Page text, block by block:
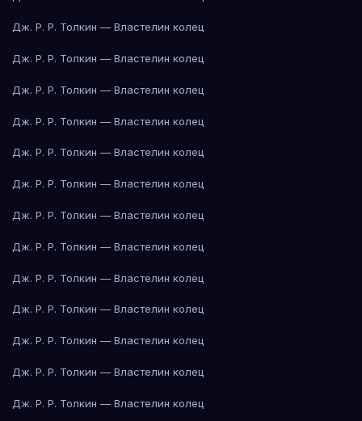
Дж. Р. Р. Толкин — Властелин колец
Дж. Р. Р. Толкин — Властелин колец
Дж. Р. Р. Толкин — Властелин колец
Дж. Р. Р. Толкин — Властелин колец
Дж. Р. Р. Толкин — Властелин колец
Дж. Р. Р. Толкин — Властелин колец
Дж. Р. Р. Толкин — Властелин колец
Дж. Р. Р. Толкин — Властелин колец
Дж. Р. Р. Толкин — Властелин колец
Дж. Р. Р. Толкин — Властелин колец
Дж. Р. Р. Толкин — Властелин колец
Дж. Р. Р. Толкин — Властелин колец
Дж. Р. Р. Толкин — Властелин колец